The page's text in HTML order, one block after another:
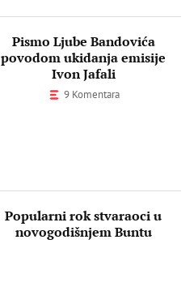
Pismo Ljube Bandovića
povodom ukidanja emisije
Ivon Jafali
9 Komentara
Popularni rok stvaraoci u
novogodišnjem Buntu